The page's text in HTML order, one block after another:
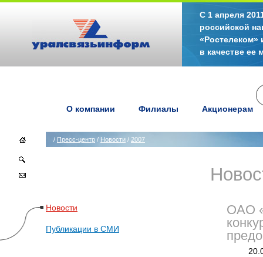
С 1 апреля
российской
«Ростелеком»
в качестве ее
О компании Филиалы Акционерам
/ Пресс-центр / Новости / 2007
Новости
Публикации в СМИ
ОАО